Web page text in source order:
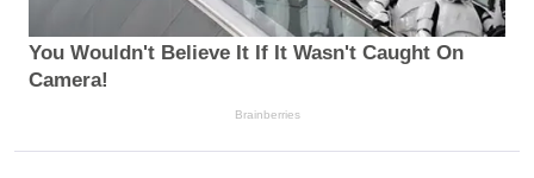
You Wouldn't Believe It If It Wasn't Caught On
Camera!
Brainberries